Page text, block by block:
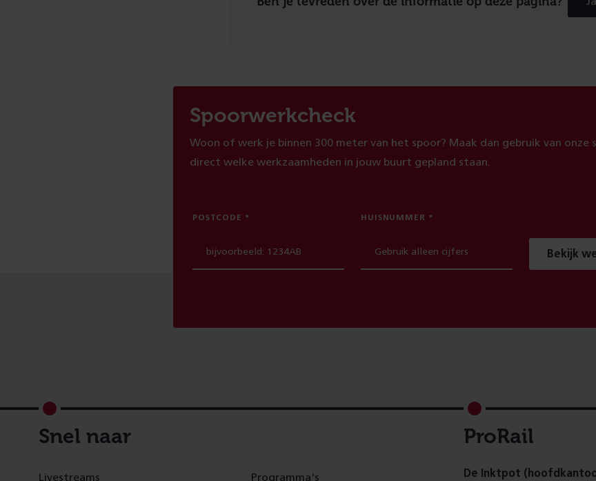
Spoorwerkcheck
Woon of werk je binnen 300 meter van het spoor? Maak dan gebruik van onze
direct welke werkzaamheden in jouw buurt gepland staan.
POSTCODE HUISNUMMER
Bekijk
Footer
Snel naar
Livestreams Programma's
ProRail
De Inktpot